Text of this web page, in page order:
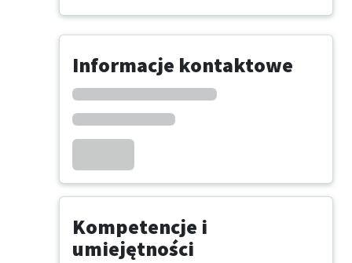
Informacje kontaktowe
Kompetencje i
umiejętności